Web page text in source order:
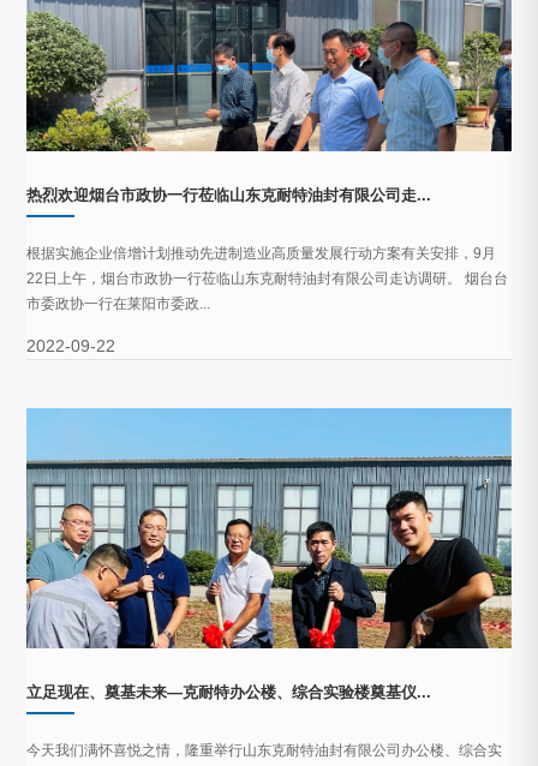
热烈欢迎烟台市政协一行莅临山东克耐特油封有限公司走...
根据实施企业倍增计划推动先进制造业高质量发展行动方案有关安排，9月
22日上午，烟台市政协一行莅临山东克耐特油封有限公司走访调研。 烟台台
市委政协一行在莱阳市委政...
2022-09-22
立足现在、奠基未来—克耐特办公楼、综合实验楼奠基仪...
今天我们满怀喜悦之情，隆重举行山东克耐特油封有限公司办公楼、综合实